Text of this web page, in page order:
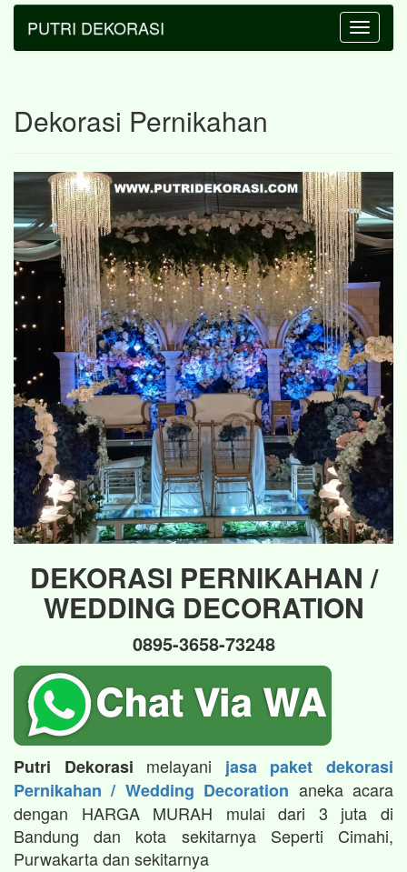
Toggle
PUTRI DEKORASI
Dekorasi Pernikahan
DEKORASI PERNIKAHAN /
WEDDING DECORATION
0895-3658-73248
Putri Dekorasi melayani jasa paket dekorasi
Pernikahan / Wedding Decoration aneka acara
dengan HARGA MURAH mulai dari 3 juta di
Bandung dan kota sekitarnya Seperti Cimahi,
Purwakarta dan sekitarnya